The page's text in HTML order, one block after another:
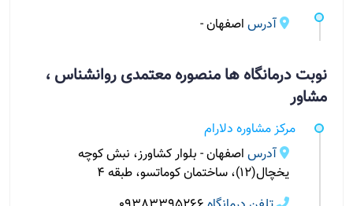
آدرس اصفهان -
نوبت درمانگاه ها منصوره معتمدی روانشناس ،
مشاور
مرکز مشاوره دلارام
آدرس اصفهان - بلوار کشاورز، نبش کوچه
یخچال(۱۲)، ساختمان کوماتسو، طبقه ۴